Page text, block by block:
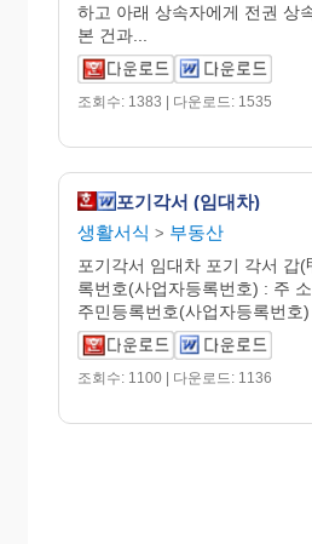
하고 아래 상속자에게 전권 상
본 건과...
조회수: 1383 | 다운로드: 1535
포기각서 (임대차)
생활서식 > 부동산
포기각서 임대차 포기 각서 갑
록번호(사업자등록번호) : 주
주민등록번호(사업자등록번호)
조회수: 1100 | 다운로드: 1136